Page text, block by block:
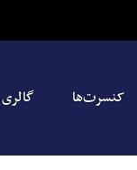
کنسرت‌ها گالری